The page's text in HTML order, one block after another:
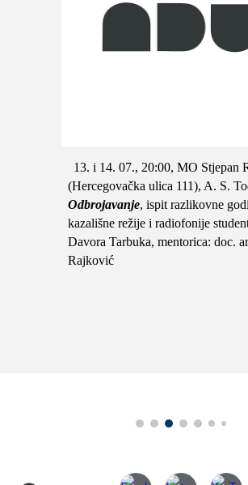
13. i 14. 07., 20:00, MO Stjepan
(Hercegovačka ulica 111), A. S.
Odbrojavanje, ispit razlikovne
kazališne režije i radiofonije
Davora Tarbuka, mentorica: doc.
Rajković